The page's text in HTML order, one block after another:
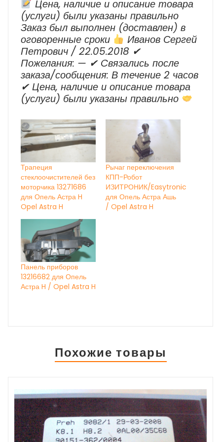
Цена, наличие и описание товара
(услуги) были указаны правильно
Заказ был выполнен (доставлен) в
оговоренные сроки
Иванов Сергей
Петрович / 22.05.2018 ✔
Пожелания: — ✔ Cвязались после
заказа/сообщения: В течение 2 часов
✔ Цена, наличие и описание товара
(услуги) были указаны правильно
Трапеция
стеклоочистителей без
моторчика 13271686
для Опель Астра H
Opel Astra H
Рычаг переключения
КПП-Робот
ИЗИТРОНИК/Easytronic
для Опель Астра Ашь
/ Opel Astra H
Панель приборов
13216682 для Опель
Астра H / Opel Astra H
Похожие товары